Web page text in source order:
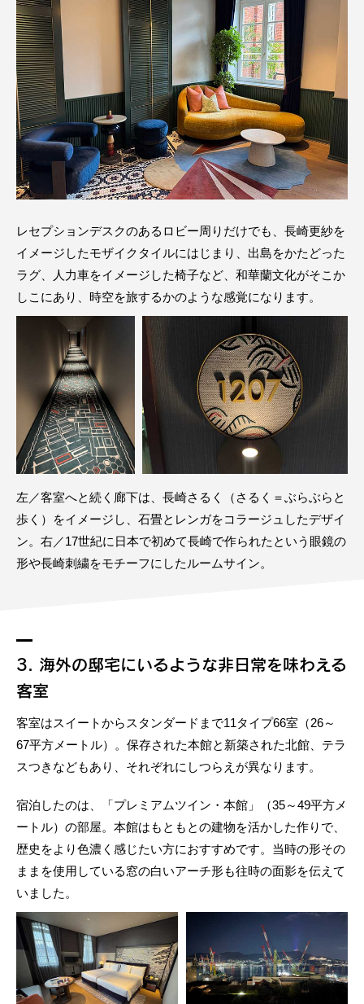
レセプションデスクのあるロビー周りだけでも、長崎更紗を
イメージしたモザイクタイルにはじまり、出島をかたどった
ラグ、人力車をイメージした椅子など、和華蘭文化がそこか
しこにあり、時空を旅するかのような感覚になります。
左／客室へと続く廊下は、長崎さるく（さるく＝ぶらぶらと
歩く）をイメージし、石畳とレンガをコラージュしたデザイ
ン。右／17世紀に日本で初めて長崎で作られたという眼鏡の
形や長崎刺繍をモチーフにしたルームサイン。
3. 海外の邸宅にいるような非日常を味わえる
客室
客室はスイートからスタンダードまで11タイプ66室（26～
67平方メートル）。保存された本館と新築された北館、テラ
スつきなどもあり、それぞれにしつらえが異なります。
宿泊したのは、「プレミアムツイン・本館」（35～49平方メ
ートル）の部屋。本館はもともとの建物を活かした作りで、
歴史をより色濃く感じたい方におすすめです。当時の形その
ままを使用している窓の白いアーチ形も往時の面影を伝えて
いました。